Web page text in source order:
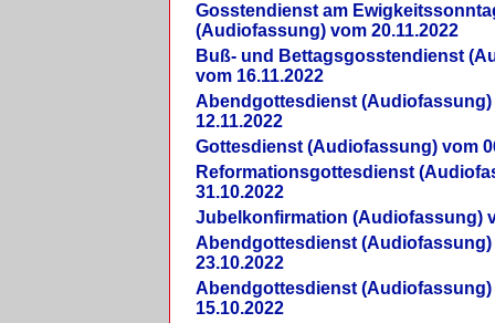
Gosstendienst am
(Audiofassung) vom 20.11.2022
Buß- und Bettagsgosstendienst
vom 16.11.2022
Abendgottesdienst (Audiofassung)
12.11.2022
Gottesdienst (Audiofassung) vom
Reformationsgottesdienst
31.10.2022
Jubelkonfirmation (Audiofassung)
Abendgottesdienst (Audiofassung)
23.10.2022
Abendgottesdienst (Audiofassung)
15.10.2022